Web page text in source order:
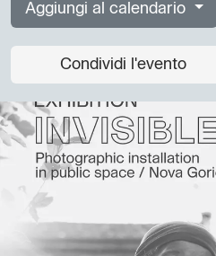
Aggiungi al calendario
Condividi l'evento